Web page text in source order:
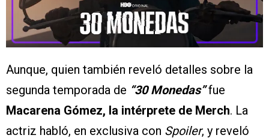
Aunque, quien también reveló detalles sobre la
segunda temporada de “30 Monedas”fue
Macarena Gómez, la intérprete de Merch. La
actriz habló, en exclusiva con Spoiler, y reveló